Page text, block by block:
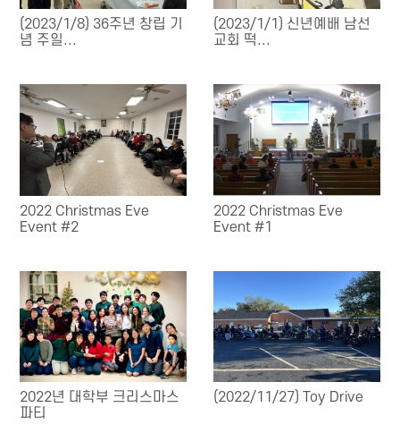
(2023/1/8) 36주년 창립 기
념 주일...
(2023/1/1) 신년예배 남선
교회 떡...
2022 Christmas Eve
Event #2
2022 Christmas Eve
Event #1
2022년 대학부 크리스마스
파티
(2022/11/27) Toy Drive